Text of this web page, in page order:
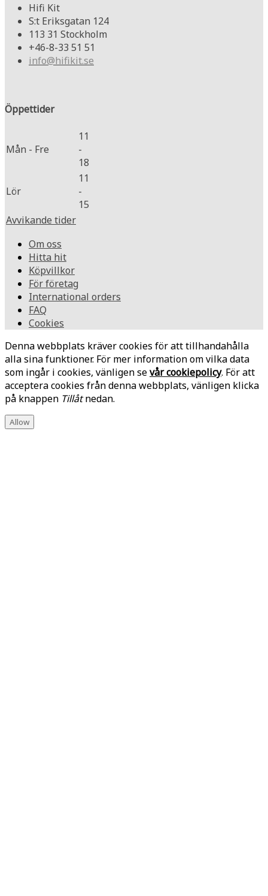
Hifi Kit
S:t Eriksgatan 124
113 31 Stockholm
+46-8-33 51 51
info@hifikit.se
Öppettider
Mån - Fre
11
-
18
Lör
11
-
15
Avvikande tider
Om oss
Hitta hit
Köpvillkor
För företag
International orders
FAQ
Cookies
Denna webbplats kräver cookies för att tillhandahålla
alla sina funktioner. För mer information om vilka data
som ingår i cookies, vänligen sevår cookiepolicy. För att
acceptera cookies från denna webbplats, vänligen klicka
på knappen Tillåtnedan.
Allow